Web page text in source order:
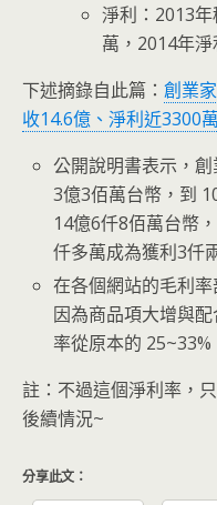
淨利：2013
萬，2014年
下述摘錄自此篇： 創業
收14.6億、淨利近3300萬
公開說明書表示，
3億3佰萬台幣，到
14億6仟8佰萬台幣
仟多萬成為獲利3仟
在各個網站的毛利
因為商品項大增與
率從原本的
註：不過這個淨利率，
後續情況~
分享此文：